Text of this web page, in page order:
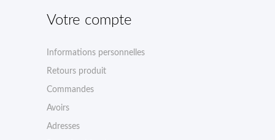
Votre compte
Informations personnelles
Retours produit
Commandes
Avoirs
Adresses